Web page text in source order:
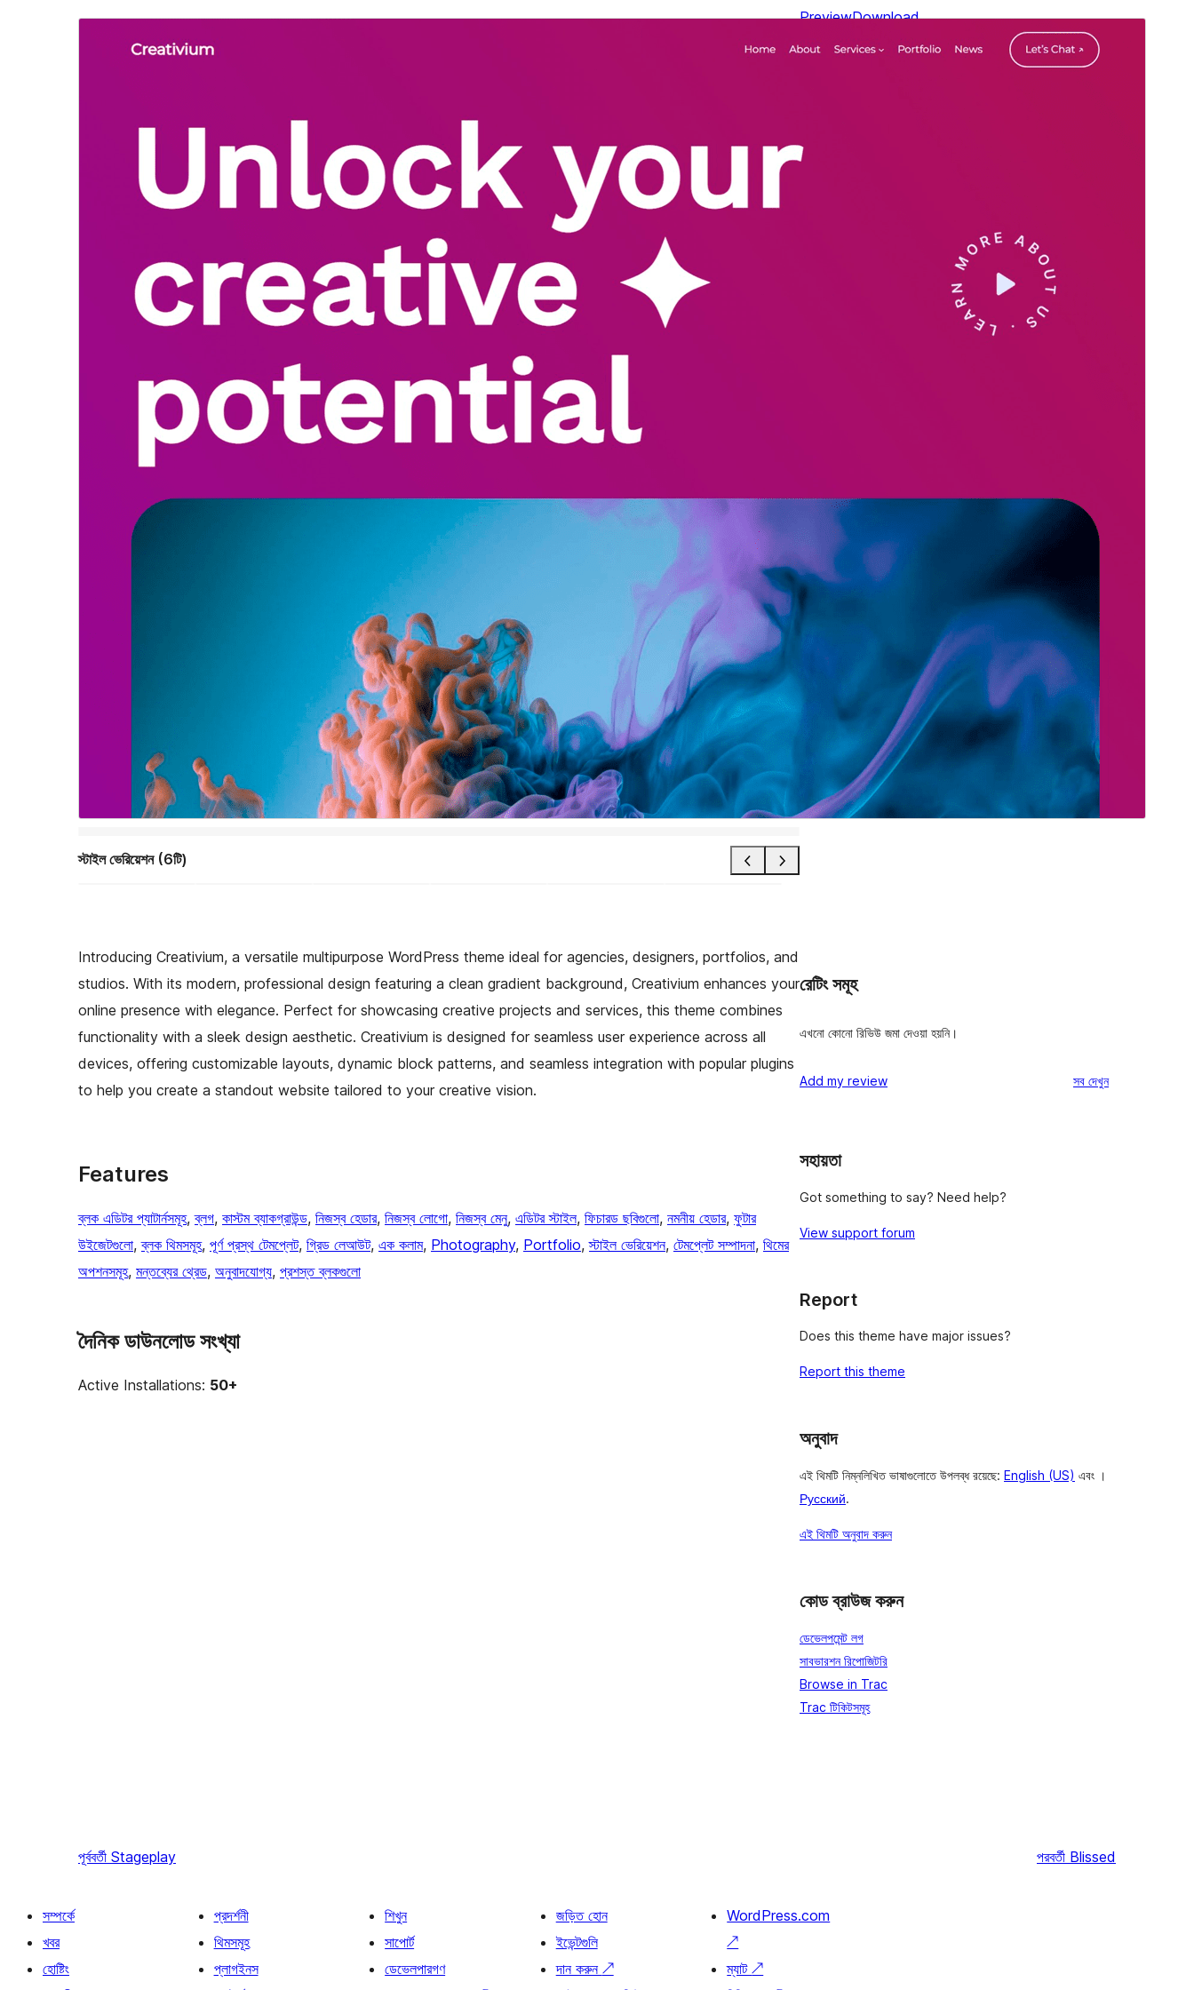
স্টাইল ভেরিয়েশন (6টি)
PreviewDownload
Version
1.0.3
থিম হোমপেজ
Introducing Creativium, a versatile multipurpose WordPress theme ideal for agencies, designers, portfolios, and
studios. With its modern, professional design featuring a clean gradient background, Creativium enhances your
online presence with elegance. Perfect for showcasing creative projects and services, this theme combines
functionality with a sleek design aesthetic. Creativium is designed for seamless user experience across all
devices, offering customizable layouts, dynamic block patterns, and seamless integration with popular plugins
to help you create a standout website tailored to your creative vision.
Features
ব্লক এডিটর প্যাটার্নসমূহ, ব্লগ, কাস্টম ব্যাকগ্রাউন্ড, নিজস্ব হেডার, নিজস্ব লোগো, নিজস্ব মেনু, এডিটর স্টাইল, ফিচারড ছবিগুলো, নমনীয় হেডার, ফুটার
উইজেটগুলো, ব্লক থিমসমূহ, পূর্ণ প্রস্থ টেমপ্লেট, গ্রিড লেআউট, এক কলাম, Photography, Portfolio, স্টাইল ভেরিয়েশন, টেমপ্লেট সম্পাদনা, থিমের
অপশনসমূহ, মন্তব্যের থ্রেড, অনুবাদযোগ্য, প্রশস্ত ব্লকগুলো
দৈনিক ডাউনলোড সংখ্যা
Active Installations: 50+
রেটিং সমূহ
এখনো কোনো রিভিউ জমা দেওয়া হয়নি।
Add my review সবরিভিউ
দেখুন
সহায়তা
Got something to say? Need help?
View support forum
Report
Does this theme have major issues?
Report this theme
অনুবাদ
এই থিমটি নিম্নলিখিত ভাষাগুলোতে উপলব্ধ রয়েছে: English (US) এবং ।
Русский.
এই থিমটি অনুবাদ করুন
কোড ব্রাউজ করুন
ডেভেলপমেন্ট লগ
সাবভারশন রিপোজিটরি
Browse in Trac
Trac টিকিটসমূহ
পূর্ববর্তী Stageplay পরবর্তী Blissed
সম্পর্কে
খবর
হোষ্টিং
প্রদর্শনী
থিমসমূহ
প্লাগইনস
শিখুন
সাপোর্ট
ডেভেলপারগণ
জড়িত হোন
ইভেন্টগুলি
দান করুন ↗
WordPress.com
↗
ম্যাট↗